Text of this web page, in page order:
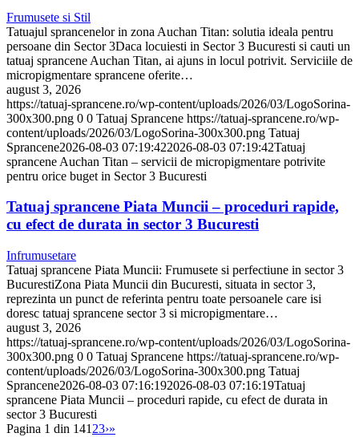
Frumusete si Stil
Tatuajul sprancenelor in zona Auchan Titan: solutia ideala pentru
persoane din Sector 3Daca locuiesti in Sector 3 Bucuresti si cauti un
tatuaj sprancene Auchan Titan, ai ajuns in locul potrivit. Serviciile de
micropigmentare sprancene oferite…
august 3, 2026
https://tatuaj-sprancene.ro/wp-content/uploads/2026/03/LogoSorina-
300x300.png 0 0 Tatuaj Sprancene https://tatuaj-sprancene.ro/wp-
content/uploads/2026/03/LogoSorina-300x300.png Tatuaj
Sprancene2026-08-03 07:19:422026-08-03 07:19:42Tatuaj
sprancene Auchan Titan – servicii de micropigmentare potrivite
pentru orice buget in Sector 3 Bucuresti
Tatuaj sprancene Piata Muncii – proceduri rapide,
cu efect de durata in sector 3 Bucuresti
Infrumusetare
Tatuaj sprancene Piata Muncii: Frumusete si perfectiune in sector 3
BucurestiZona Piata Muncii din Bucuresti, situata in sector 3,
reprezinta un punct de referinta pentru toate persoanele care isi
doresc tatuaj sprancene sector 3 si micropigmentare…
august 3, 2026
https://tatuaj-sprancene.ro/wp-content/uploads/2026/03/LogoSorina-
300x300.png 0 0 Tatuaj Sprancene https://tatuaj-sprancene.ro/wp-
content/uploads/2026/03/LogoSorina-300x300.png Tatuaj
Sprancene2026-08-03 07:16:192026-08-03 07:16:19Tatuaj
sprancene Piata Muncii – proceduri rapide, cu efect de durata in
sector 3 Bucuresti
Pagina 1 din 141 23›»